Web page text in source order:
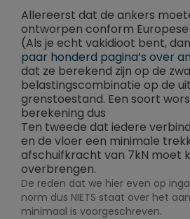
Allereerst dat de ankers
ontworpen conform Europese
(Als je echt vakidioot bent,
paar honderd pagina’s over
dat ze berekend zijn op de
belastingscombinatie op de
grenstoestand. Een soort
berekening dus
Ten tweede dat iedere
en de vloer een minimale
afschuifkracht van 7kN moet
overbrengen.
De reden dat we hier even op
norm dus NIETS staat over het
minimaal is voorgeschreven.